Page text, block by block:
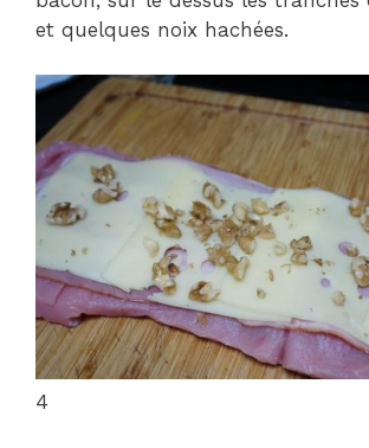
et quelques noix hachées.
4